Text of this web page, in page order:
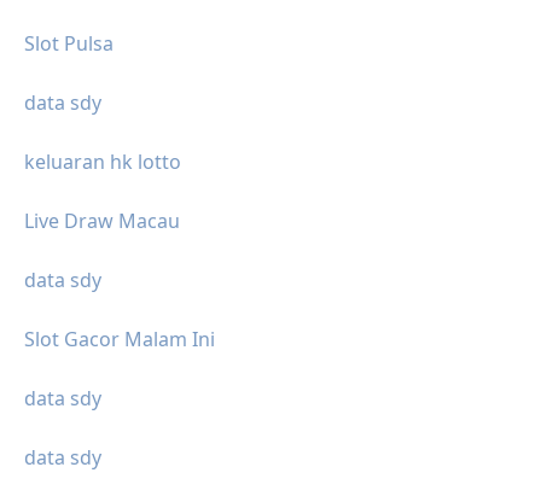
Slot Pulsa
data sdy
keluaran hk lotto
Live Draw Macau
data sdy
Slot Gacor Malam Ini
data sdy
data sdy